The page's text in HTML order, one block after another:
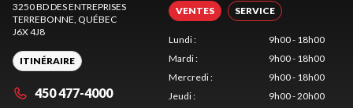
3250 BD DES ENTREPRISES
TERREBONNE, QUÉBEC
J6X 4J8
ITINÉRAIRE
450 477-4000
VENTES SERVICE
Lundi:
9h00 - 18h00
Mardi:
9h00 - 18h00
Mercredi:
9h00 - 18h00
Jeudi:
9h00 - 20h00